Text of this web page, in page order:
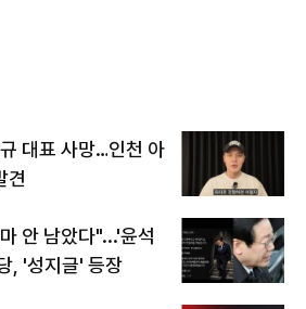
대표 사망…인천 아
견
안 남았다"...'윤석
, '성지글' 등장